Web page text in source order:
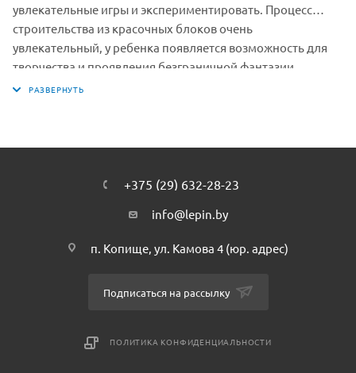
увлекательные игры и экспериментировать. Процесс
строительства из красочных блоков очень
увлекательный, у ребенка появляется возможность для
творчества и проявления безграничной фантазии.
+375 (29) 632-28-23
info@lepin.by
п. Копище, ул. Камова 4 (юр. адрес)
Подписаться на рассылку
ПОЛИТИКА КОНФИДЕНЦИАЛЬНОСТИ